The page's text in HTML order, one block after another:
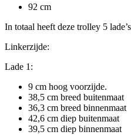
92 cm
In totaal heeft deze trolley 5
Linkerzijde:
Lade 1:
9 cm hoog voorzijde.
38,5 cm breed buitenmaat
36,3 cm breed binnenmaat
42,6 cm diep buitenmaat
39,5 cm diep binnenmaat